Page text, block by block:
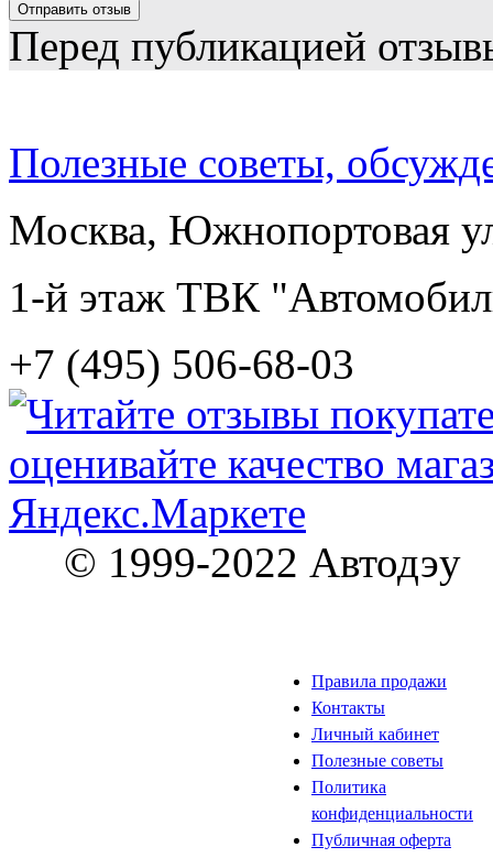
Перед публикацией
Полезные советы,
Москва, Южнопортовая
1-й этаж ТВК
+7 (495) 506-68-03
Правила продажи
Контакты
Личный кабинет
Полезные советы
Политика
конфиденциальности
Публичная оферта
© 1999-2022 Автодэу